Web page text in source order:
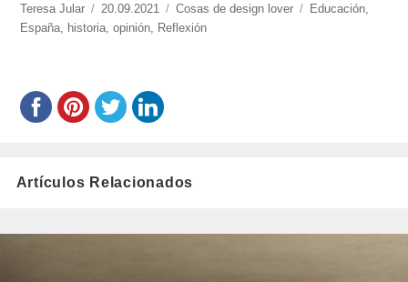
https://www.experimenta.es/author/teresa-
jular/
Teresa Jular
Publicado
el
20.09.2021 Categorías
Cosas de design lover Etiquetas
Educación
España historia ,opinión Reflexión
Artículos Relacionados